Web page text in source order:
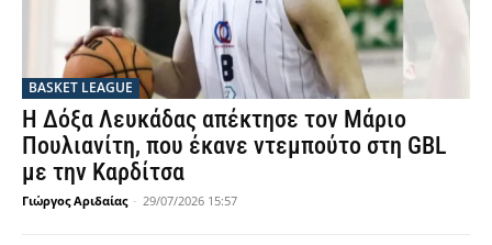
BASKET LEAGUE
Η Δόξα Λευκάδας απέκτησε τον Μάριο
Πουλιανίτη, που έκανε ντεμπούτο στη GBL
με την Καρδίτσα
Γιώργος Αριδαίας - 29/07/2026 15:57